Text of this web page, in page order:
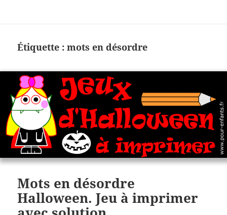
devinettes, pour enfants.
Étiquette :mots en désordre
Mots en désordre
Halloween. Jeu à imprimer